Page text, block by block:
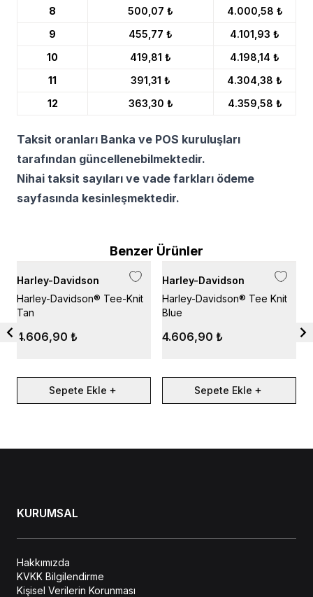
8
500,07 ₺
4.000,58 ₺
9
455,77 ₺
4.101,93 ₺
10
419,81 ₺
4.198,14 ₺
11
391,31 ₺
4.304,38 ₺
12
363,30 ₺ 4.359,58 ₺
Taksit oranları Banka ve POS kuruluşları
tarafından güncellenebilmektedir.
Nihai taksit sayıları ve vade farkları ödeme
sayfasında kesinleşmektedir.
Benzer Ürünler
Harley-Davidson
Harley-Davidson® Tee-Knit
Tan
4.606,90 ₺
Sepete Ekle
Harley-Davidson
Harley-Davidson® Tee Knit
Blue
4.606,90 ₺
Sepete Ekle
KURUMSAL
Hakkımızda
KVKK Bilgilendirme
Kişisel Verilerin Korunması